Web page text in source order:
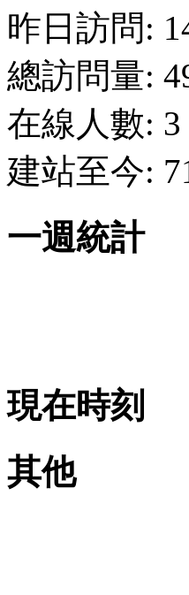
昨日訪問:
總訪問量:
在線人數: 3
建站至今:
一週統計
現在時刻
其他